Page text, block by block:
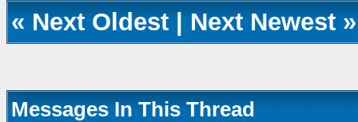
« Next Oldest Next Newest »
Messages In This Thread